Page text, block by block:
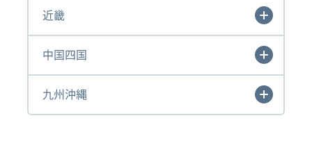
近畿
中国四国
九州沖縄